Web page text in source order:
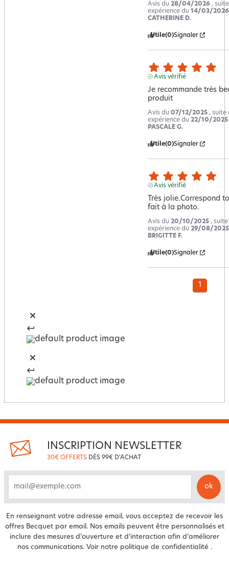
Avis du 28/04/2026 ,
expérience du 14/03/2026
CATHERINE D.
Utile(0)Signaler
Avis vérifié
Je recommande très
produit
Avis du 07/12/2025 , suite
expérience du 22/10/2025
PASCALE G.
Utile(0)Signaler
Avis vérifié
Très jolie.Correspond
fait à la photo.
Avis du 20/10/2025 , suite
expérience du 29/08/2025
BRIGITTE F.
Utile(0)Signaler
1
INSCRIPTION NEWSLETTER
30€ OFFERTS DÈS 99€ D'ACHAT
ok
En renseignant votre adresse email, vous acceptez de recevoir les
offres Becquet par email. Nos emails peuvent être personnalisés et
inclure des mesures d’ouverture et d’interaction afin d’améliorer
nos communications. Voir notre politique de confidentialité .